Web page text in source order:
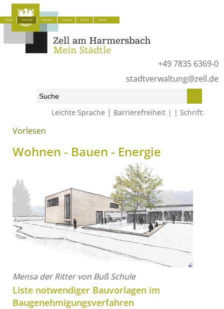
+49 7835 6369-0
stadtverwaltung@zell.de
Leichte Sprache | Barrierefreiheit Schrift:
Aktuelles Unsere Stadt Bürgerservice Lokalpolitik Wirtschaft Tourismus
Start» Unsere Stadt »
Vorlesen
Wohnen - Bauen - Energie
Mensa der Ritter von Buß Schule
Liste notwendiger Bauvorlagen im
Baugenehmigungsverfahren